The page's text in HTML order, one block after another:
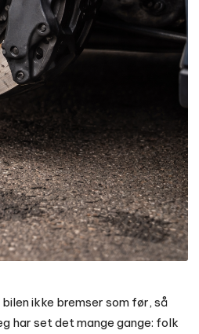
ikke bremser som før, så
har set det mange gange: folk